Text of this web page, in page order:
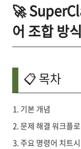
🚀
어 조합 방
📋 목차
기본 개념
문제 해결 워크플
주요 명령어 치트